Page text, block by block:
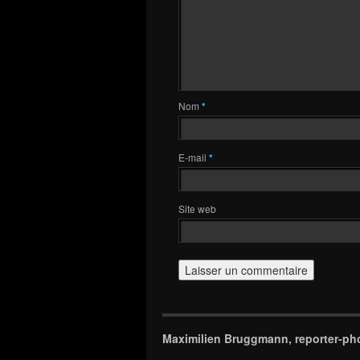
Nom *
E-mail *
Site web
Maximilien Bruggmann, reporter-